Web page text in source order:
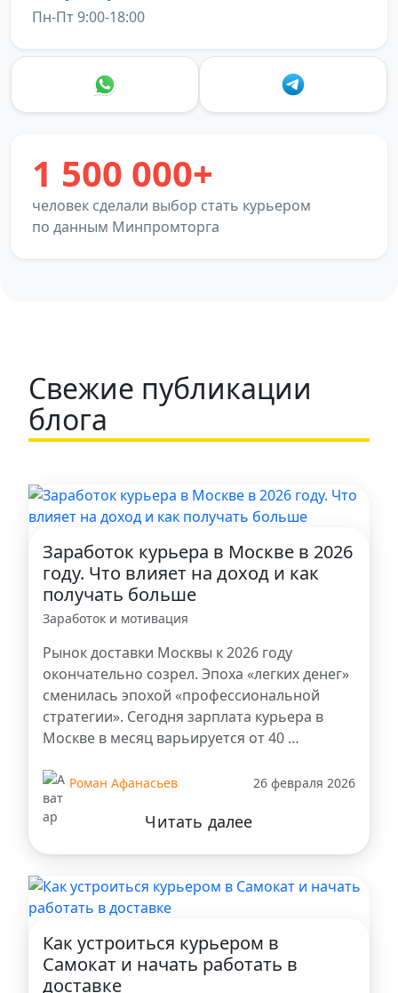
Пн-Пт 9:00-18:00
1 500 000+
человек сделали выбор стать курьером
по данным Минпромторга
Свежие публикации
блога
Заработок курьера в Москве в 2026
году. Что влияет на доход и как
получать больше
Заработок и мотивация
Рынок доставки Москвы к 2026 году
окончательно созрел. Эпоха «легких денег»
сменилась эпохой «профессиональной
стратегии». Сегодня зарплата курьера в
Москве в месяц варьируется от 40 …
Роман Афанасьев 26 февраля 2026
Читать далее
Как устроиться курьером в
Самокат и начать работать в
доставке